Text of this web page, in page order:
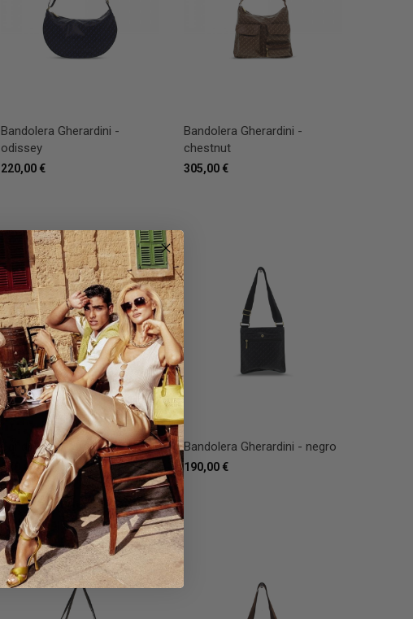
Bandolera Gherardini -
odissey
220,00 €
Bandolera Gherardini -
chestnut
305,00 €
Bandolera Gherardini - moka
270,00 €
Bandolera Gherardini - negro
190,00 €